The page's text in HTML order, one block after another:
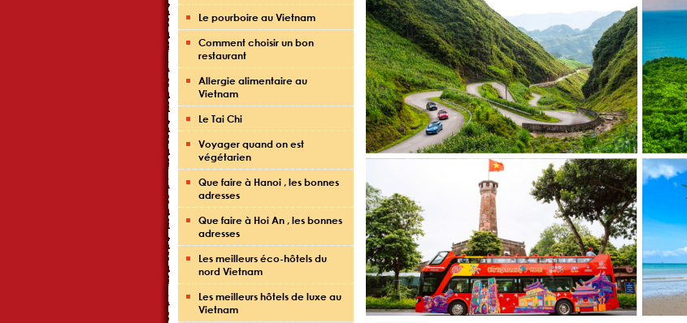
Le pourboire au Vietnam
Comment choisir un bon
restaurant
Allergie alimentaire au
Vietnam
Le Tai Chi
Voyager quand on est
végétarien
Que faire à Hanoi , les bonnes
adresses
Que faire à Hoi An , les bonnes
adresses
Les meilleurs éco-hôtels du
nord Vietnam
Les meilleurs hôtels de luxe au
Vietnam